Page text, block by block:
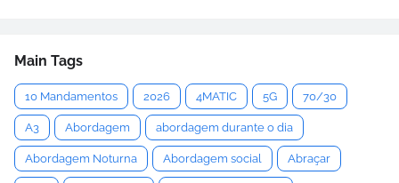
Main Tags
10 Mandamentos 2026 4MATIC 5G 70/30
A3 Abordagem abordagem durante o dia
Abordagem Noturna Abordagem social Abraçar